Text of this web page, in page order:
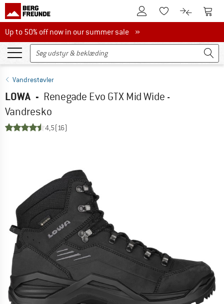
Til kundekontoenTil huskesedlen.
Til Til
Up to 50% off now in our summer sale
Up to 50% off now in our summer sale »
Vandrestøvler
LOWA - Renegade Evo GTX Mid Wide -
Vandresko
4,5(16)